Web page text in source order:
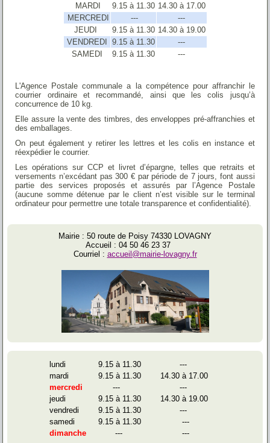
MARDI
9.15 à 11.30 14.30 à 17.00
MERCREDI
---
---
JEUDI
9.15 à 11.30 14.30 à 19.00
VENDREDI 9.15 à 11.30
---
SAMEDI
9.15 à 11.30 ---
L'Agence Postale communale a la compétence pour affranchir le
courrier ordinaire et recommandé, ainsi que les colis jusqu’à
concurrence de 10 kg.
Elle assure la vente des timbres, des enveloppes pré-affranchies et
des emballages.
On peut également y retirer les lettres et les colis en instance et
réexpédier le courrier.
Les opérations sur CCP et livret d’épargne, telles que retraits et
versements n’excédant pas 300 € par période de 7 jours, font aussi
partie des services proposés et assurés par l’Agence Postale
(aucune somme détenue par le client n’est visible sur le terminal
ordinateur pour permettre une totale transparence et confidentialité).
Mairie : 50 route de Poisy 74330 LOVAGNY
Accueil : 04 50 46 23 37
Courriel : accueil@mairie-lovagny.fr
lundi 9.15 à 11.30
---
mardi
9.15 à 11.30
14.30 à 17.00
mercredi
---
---
jeudi
9.15 à 11.30
14.30 à 19.00
vendredi
9.15 à 11.30
---
samedi
9.15 à 11.30
---
dimanche
--- ---